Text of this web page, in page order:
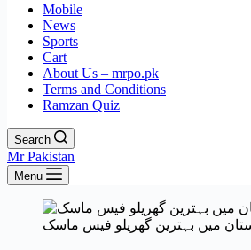
Mobile
News
Sports
Cart
About Us – mrpo.pk
Terms and Conditions
Ramzan Quiz
Search
Mr Pakistan
Menu
میں بہترین گھریلو فیس ماسک